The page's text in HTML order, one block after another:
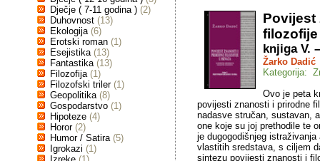
Dječje ( 7-11 godina ) (2)
Duhovnost (13)
Ekologija (6)
Erotski roman (1)
Esejistika (13)
Fantastika (13)
Filozofija (1)
Filozofski triler (1)
Geopolitika (8)
Gospodarstvo (1)
Hipoteze (4)
Horor (2)
Humor / Satira (5)
Igrokazi (1)
Povijest
filozofije
knjiga V.
Žarko Dadić
Kategorija:
Ovo je peta
povijesti znanosti i prirodne
nadasve stručan, sustavan,
one koje su joj prethodile te
je dugogodišnjeg
vlastitih sredstava, s ciljem
sintezu povijesti znanosti i